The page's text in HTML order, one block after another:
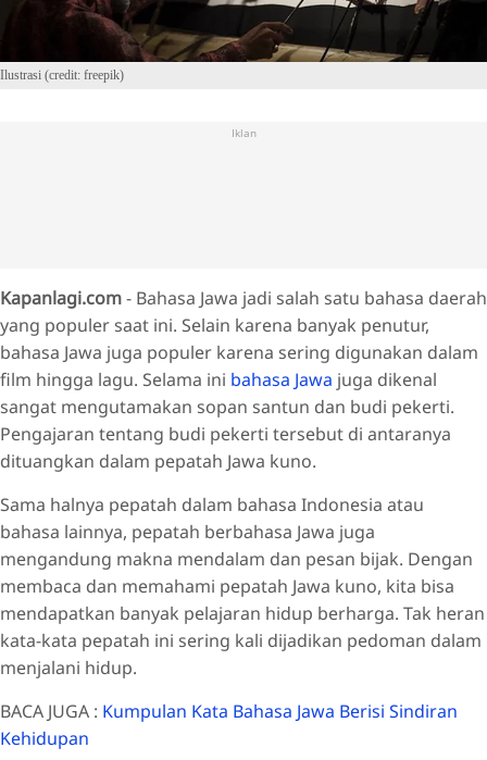
Ilustrasi (credit: freepik)
Iklan
Kapanlagi.com- Bahasa Jawa jadi salah satu bahasa daerah
yang populer saat ini. Selain karena banyak penutur,
bahasa Jawa juga populer karena sering digunakan dalam
film hingga lagu. Selama ini bahasa Jawa juga dikenal
sangat mengutamakan sopan santun dan budi pekerti.
Pengajaran tentang budi pekerti tersebut di antaranya
dituangkan dalam pepatah Jawa kuno.
Sama halnya pepatah dalam bahasa Indonesia atau
bahasa lainnya, pepatah berbahasa Jawa juga
mengandung makna mendalam dan pesan bijak. Dengan
membaca dan memahami pepatah Jawa kuno, kita bisa
mendapatkan banyak pelajaran hidup berharga. Tak heran
kata-kata pepatah ini sering kali dijadikan pedoman dalam
menjalani hidup.
BACA JUGA : Kumpulan Kata Bahasa Jawa Berisi Sindiran
Kehidupan